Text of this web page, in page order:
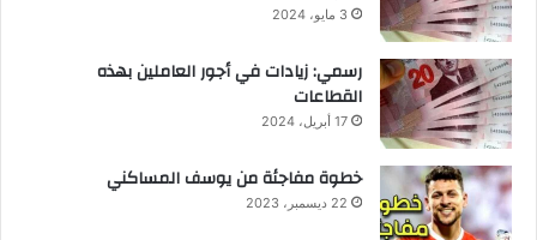
3 مايو، 2024
رسمي: زيادات في أجور العاملين بهذه
القطاعات
17 أبريل، 2024
خطوة مفاجئة من يوسف المساكني
22 ديسمبر، 2023